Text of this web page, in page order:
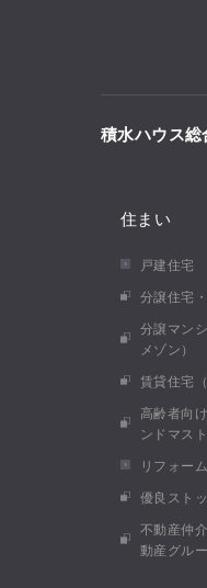
積水ハウス
住まい
戸建住宅
分譲住宅
分譲マン
メゾン）
賃貸住宅
高齢者向
ンドマスト
リフォーム
優良スト
不動産仲
動産グルー